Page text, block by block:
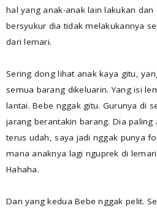
hal yang anak-anak lain lakukan dan
bersyukur dia tidak melakukannya
dari lemari.
Sering dong lihat anak kaya gitu,
semua barang dikeluarin. Yang isi
lantai. Bebe nggak gitu. Gurunya di
jarang berantakin barang. Dia
terus udah, saya jadi nggak punya
mana anaknya lagi nguprek di
Hahaha.
Dan yang kedua Bebe nggak pelit.